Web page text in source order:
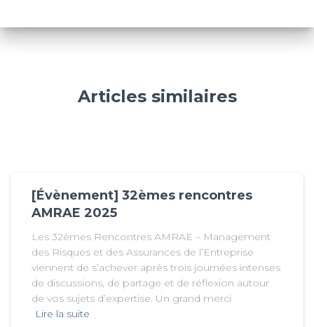
Articles similaires
[Évènement] 32èmes rencontres
AMRAE 2025
Les 32èmes Rencontres AMRAE – Management
des Risques et des Assurances de l’Entreprise
viennent de s’achever après trois journées intenses
de discussions, de partage et de réflexion autour
de vos sujets d’expertise. Un grand merci
Lire la suite